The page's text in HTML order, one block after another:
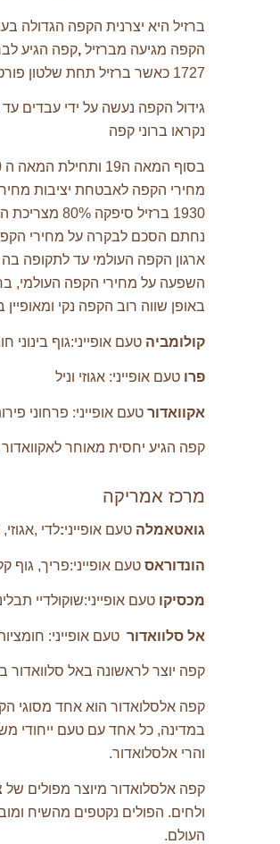
ברזיל היא יצרנית הקפה הגדולה
הקפה מגיעה מברזיל ,קפה הגיע
1727 כאשר ברזיל תחת שלטון פורטוגזי .
נקראו ברוני קפה
מחירי הקפה לאבטחת יציבות
1930 ברזיל
ארגון הקפה העולמי עד לתקופה
השפעה על מחירי הקפה העולמי,
באופן שווה רוב הקפה נקי
קולומביהטעם אופייני:גוף בינוני
פרוטעם אופייני: אגוזי וניל
אקוואדורטעם אופייני: פרחוני
קפה הגיע יחסית מאוחר לאקוואדור ב- 1860. ב1905- החל יצוא לאירופה מנמל מנטה. אקוואדור אחת מהארצות הבודדות שמגדלות גם
מרכז אמריקה
גואטאמלהטעם אופייני:לדי
הונדוראסטעם אופייני:פריך, גוף
מכסיקוטעם אופייני:שוקולדיי
אל סלוואדורטעם אופייני:
קפה יוצר לראשונה באל סלוואדור ב -
קפה אלסלואדור הוא אחד מסוגי
במדינה, כל אחד עם טעם ייחודי
והרי אלסלואדור.
קפה אלסלואדור מיוצר מפולים
ולחים. הפולים נקטפים מהשיח
העולם.